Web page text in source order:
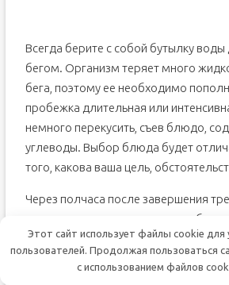
Всегда берите с собой бутылку воды
бегом. Организм теряет много
бега, поэтому ее необходимо
пробежка длительная или
немного перекусить, съев блюдо,
углеводы. Выбор блюда будет
того, какова ваша цель,
Через полчаса после завершения
специалисты рекомендуют
содержащим белки и углеводы.
даже то, от чего лучше отказаться в
Этот сайт использует файлы cookie для
пользователей. Продолжая пользоваться
с использованием файлов